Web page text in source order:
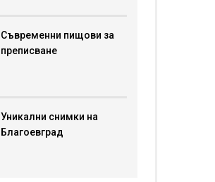
Съвременни пищови за
преписване
Уникални снимки на
Благоевград